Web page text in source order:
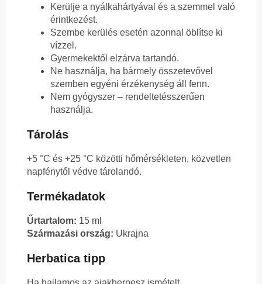
Kerülje a nyálkahártyával és a szemmel való
érintkezést.
Szembe kerülés esetén azonnal öblítse ki
vízzel.
Gyermekektől elzárva tartandó.
Ne használja, ha bármely összetevővel
szemben egyéni érzékenység áll fenn.
Nem gyógyszer – rendeltetésszerűen
használja.
Tárolás
+5 °C és +25 °C közötti hőmérsékleten, közvetlen
napfénytől védve tárolandó.
Termékadatok
Űrtartalom: 15 ml
Származási ország: Ukrajna
Herbatica tipp